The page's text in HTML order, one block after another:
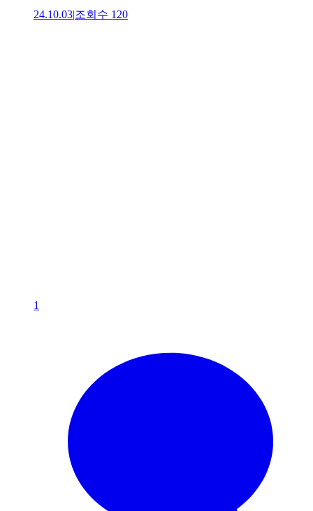
24.10.03|조회수 120
1